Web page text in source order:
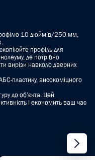
10 дюймів/250 мм,
профіль для
де потрібно
вирізи навколо дверних
пластику, високоміцного
до об’єкта. Цей
і економить ваш час